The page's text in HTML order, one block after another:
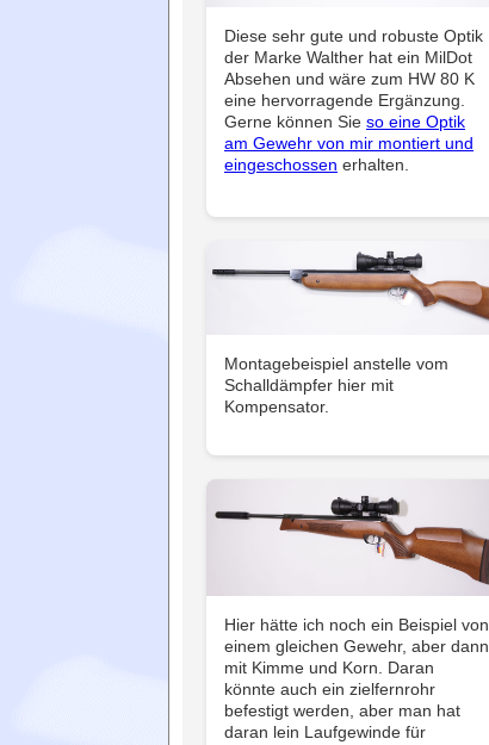
Diese sehr gute und robuste Optik
der Marke Walther hat ein MilDot
Absehen und wäre zum HW 80 K
eine hervorragende Ergänzung.
Gerne können Sie so eine Optik
am Gewehr von mir montiert und
eingeschossen erhalten.
Montagebeispiel anstelle vom
Schalldämpfer hier mit
Kompensator.
Hier hätte ich noch ein Beispiel von
einem gleichen Gewehr, aber dann
mit Kimme und Korn. Daran
könnte auch ein zielfernrohr
befestigt werden, aber man hat
daran lein Laufgewinde für